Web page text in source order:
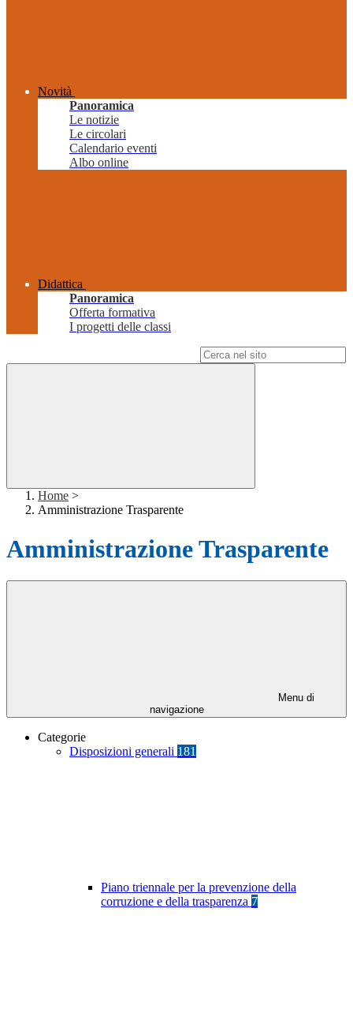
Novità
Panoramica
Le notizie
Le circolari
Calendario eventi
Albo online
Didattica
Panoramica
Offerta formativa
I progetti delle classi
Home >
Amministrazione Trasparente
Amministrazione Trasparente
Menu di
navigazione
Categorie
Disposizioni generali 181
Piano triennale per la prevenzione della
corruzione e della trasparenza 7